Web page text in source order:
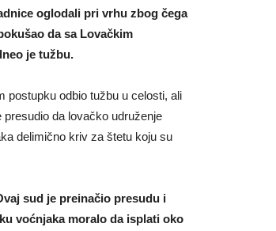
oglodali pri vrhu zbog čega
da sa Lovačkim
je tužbu.
postupku odbio tužbu u celosti, ali
da lovačko udruženje
delimično kriv za štetu koju su
sud je preinačio presudu i
voćnjaka moralo da isplati oko